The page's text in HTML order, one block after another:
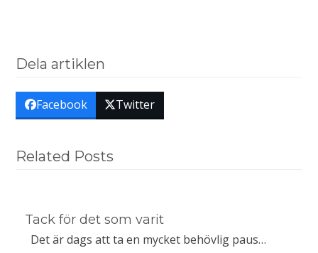
Dela artiklen
Facebook Twitter
Related Posts
Tack för det som varit
Det är dags att ta en mycket behövlig paus…